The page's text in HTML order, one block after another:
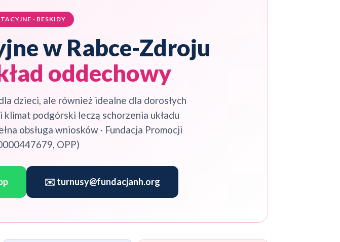
· BESKIDY
w Rabce-Zdroju
oddechowy
dzieci, ale również idealne dla dorosłych
podgórski leczą schorzenia układu
obsługa wniosków · Fundacja Promocji
OPP)
✉️ turnusy@fundacjanh.org